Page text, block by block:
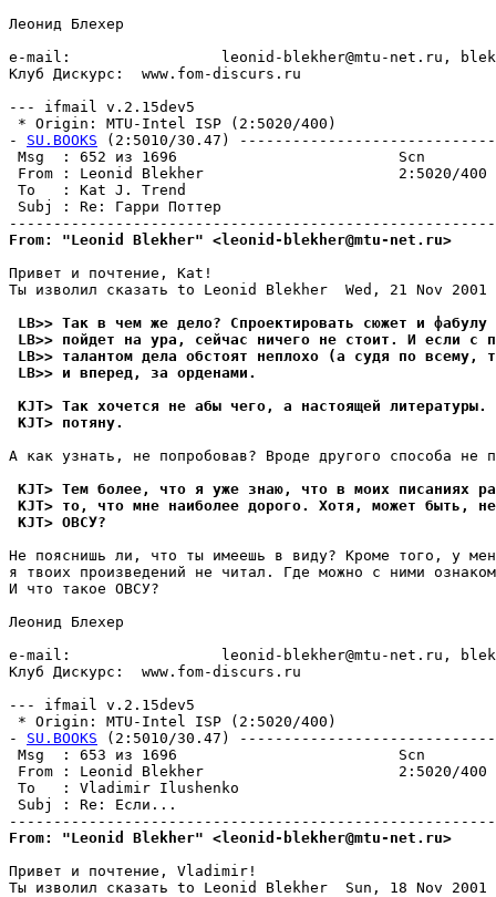
Леонид Блехер
e-mail:                 leonid-blekher@mtu-net.ru,
Клуб Дискурс:  www.fom-discurs.ru
--- ifmail v.2.15dev5
* Origin: MTU-Intel ISP (2:5020/400)
- SU.BOOKS (2:5010/30.47)
Msg  : 652 из 1696
From : Leonid Blekher                      2:5020/400
To   : Kat J. Trend
Subj : Re:
From: "Leonid Blekher" <leonid-blekher@mtu-net.ru>
Привет и почтение, Kat!
Ты изволил сказать to Leonid Blekher  Wed, 21 Nov
LB>> Так в чем же дело? Спроектировать сюжет и фабулу
LB>> пойдет на ура, сейчас ничего не стоит. И если с
LB>> талантом дела обстоят неплохо (а судя по
LB>> и вперед, за орденами.
KJT> Так хочется не абы чего, а настоящей
KJT> потяну.
А как узнать, не попробовав? Вроде другого способа не
KJT> Тем более, что я уже знаю, что в моих писаниях
KJT> то, что мне наиболее дорого. Хотя, может быть,
KJT> ОВСУ?
Не пояснишь ли, что ты имеешь в виду? Кроме того, у
я твоих произведений не читал. Где можно с ними
И что такое ОВСУ?
Леонид Блехер
e-mail:                 leonid-blekher@mtu-net.ru,
Клуб Дискурс:  www.fom-discurs.ru
--- ifmail v.2.15dev5
* Origin: MTU-Intel ISP (2:5020/400)
- SU.BOOKS (2:5010/30.47)
Msg  : 653 из 1696
From : Leonid Blekher                      2:5020/400
To   : Vladimir Ilushenko
Subj : Re:
From: "Leonid Blekher" <leonid-blekher@mtu-net.ru>
Привет и почтение, Vladimir!
Ты изволил сказать to Leonid Blekher  Sun, 18 Nov 2001